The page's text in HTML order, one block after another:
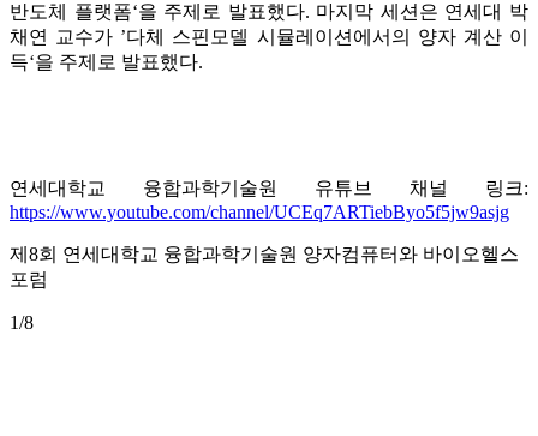
반도체 플랫폼‘을 주제로 발표했다. 마지막 세션은 연세대 박
채연 교수가 ’다체 스핀모델 시뮬레이션에서의 양자 계산 이
득‘을 주제로 발표했다.
연세대학교 융합과학기술원 유튜브 채널 링크:
https://www.youtube.com/channel/UCEq7ARTiebByo5f5jw9asjg
제8회 연세대학교 융합과학기술원 양자컴퓨터와 바이오헬스
포럼
1/8